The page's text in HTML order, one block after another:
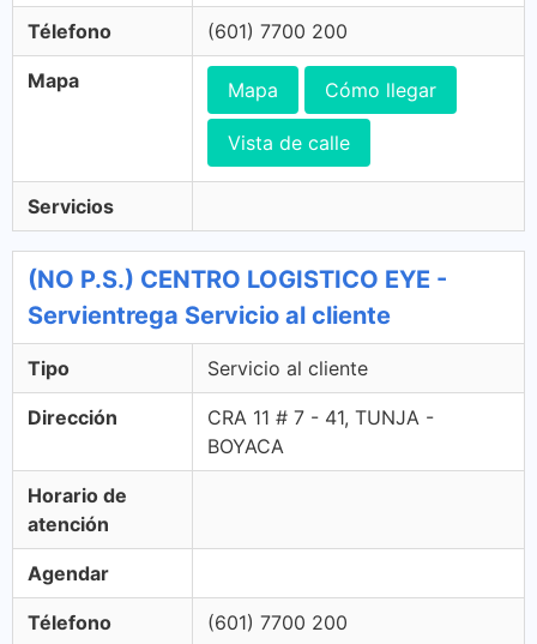
Télefono (601) 7700 200
Mapa Mapa Cómo llegar
Vista de calle
Servicios
(NO P.S.) CENTRO LOGISTICO EYE -
Servientrega Servicio al cliente
Tipo Servicio al cliente
Dirección
CRA 11 # 7 - 41, TUNJA -
BOYACA
Horario de
atención
Agendar
Télefono (601) 7700 200